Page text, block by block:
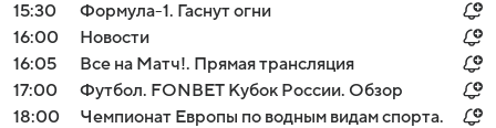
15:30
Формула-1. Гаснут огни
16:00
Новости
16:05
Все на Матч!. Прямая трансляция
17:00
Футбол. FONBET Кубок России. Обзор
18:00
Чемпионат Европы по водным видам спорта.